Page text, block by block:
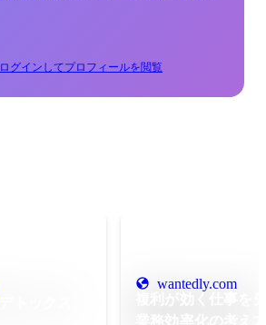
ログインしてプロフィールを閲覧
wantedly.com